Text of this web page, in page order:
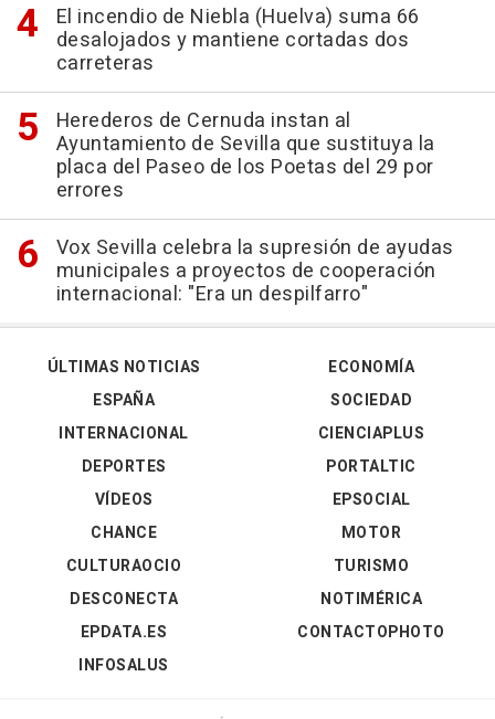
El incendio de Niebla (Huelva) suma 66
desalojados y mantiene cortadas dos
carreteras
Herederos de Cernuda instan al
Ayuntamiento de Sevilla que sustituya la
placa del Paseo de los Poetas del 29 por
errores
Vox Sevilla celebra la supresión de ayudas
municipales a proyectos de cooperación
internacional: "Era un despilfarro"
ÚLTIMAS NOTICIAS
ESPAÑA
INTERNACIONAL
DEPORTES
VÍDEOS
ECONOMÍA
SOCIEDAD
CIENCIAPLUS
PORTALTIC
EPSOCIAL
CHANCE
CULTURAOCIO
DESCONECTA
EPDATA.ES
INFOSALUS
MOTOR
TURISMO
NOTIMÉRICA
CONTACTOPHOTO